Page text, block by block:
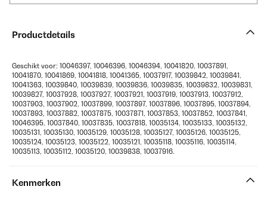
Productdetails
Geschikt voor: 10046397, 10046396, 10046394, 10041820, 10037891,
10041870, 10041869, 10041818, 10041365, 10037917, 10039842, 10039841,
10041363, 10039840, 10039839, 10039836, 10039835, 10039832, 10039831,
10039827, 10037928, 10037927, 10037921, 10037919, 10037913, 10037912,
10037903, 10037902, 10037899, 10037897, 10037896, 10037895, 10037894,
10037893, 10037882, 10037875, 10037871, 10037853, 10037852, 10037841,
10046395, 10037840, 10037835, 10037818, 10035134, 10035133, 10035132,
10035131, 10035130, 10035129, 10035128, 10035127, 10035126, 10035125,
10035124, 10035123, 10035122, 10035121, 10035118, 10035116, 10035114,
10035113, 10035112, 10035120, 10039838, 10037916.
Kenmerken